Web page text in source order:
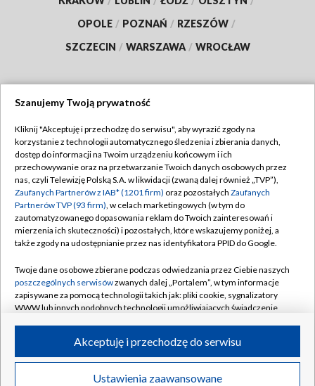
OPOLE / POZNAŃ / RZESZÓW /
SZCZECIN / WARSZAWA / WROCŁAW
TVP
Abonament TVP
Emisja w TVP
Centrum informacji TVP
Naziemna Telewizja Cyfrowa
Rada Programowa
System NOS
Informacje o nadawcy
Program dla prasy
Regulamin TVP
Polityka prywatności
Moje zgody
Pomoc
Kontakt
Kanały
©2026 Telewizja Polska S.A. w likwidacji
Szanujemy Twoją prywatność
Kliknij "Akceptuję i przechodzę do serwisu", aby wyrazić zgody na
korzystanie z technologii automatycznego śledzenia i zbierania danych,
dostęp do informacji na Twoim urządzeniu końcowym i ich
przechowywanie oraz na przetwarzanie Twoich danych osobowych przez
nas, czyli Telewizję Polską S.A. w likwidacji (zwaną dalej również „TVP”),
Zaufanych Partnerów z IAB* (1201 firm) oraz pozostałych Zaufanych
Partnerów TVP (93 firm), w celach marketingowych (w tym do
zautomatyzowanego dopasowania reklam do Twoich zainteresowań i
mierzenia ich skuteczności) i pozostałych, które wskazujemy poniżej, a
także zgody na udostępnianie przez nas identyfikatora PPID do Google.
Twoje dane osobowe zbierane podczas odwiedzania przez Ciebie naszych
poszczególnych serwisówzwanych dalej „Portalem”, w tym informacje
zapisywane za pomocą technologii takich jak: pliki cookie, sygnalizatory
WWW lub innych podobnych technologii umożliwiających świadczenie
ruchu w Internecie.
Twoje dane osobowe zbierane podczas odwiedzania przez Ciebie
Ustawienia zaawansowane
Akceptuję i przechodzę do serwisu